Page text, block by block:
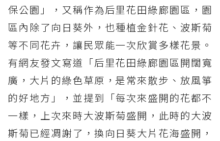
保公園」，又稱作為后里花田綠廊園區，園
區內除了向日葵外，也種植金針花、波斯菊
等不同花卉，讓民眾能一次欣賞多樣花景。
有網友發文寫道「后里花田綠廊園區開闊寬
廣，大片的綠色草原，是常來散步、放風箏
的好地方」，並提到「每次來盛開的花都不
一樣，上次來時大波斯菊盛開，此時的大波
斯菊已經凋謝了，換向日葵大片花海盛開，